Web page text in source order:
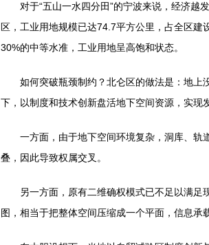
对于“五山一水四分田”的宁波来说，经济越
区，工业用地规模已达74.7平方公里，占全区
30%的中等水准，工业用地呈高饱和状态。
如何突破瓶颈制约？北仑区的做法是：地上没
下，以制度和技术创新盘活地下空间资源，实现
一方面，由于地下空间环境复杂，洞库、轨
叠，因此导致权属交叉。
另一方面，原有二维确权模式已不足以满足
图，相当于把整体空间压缩成一个平面，信息承